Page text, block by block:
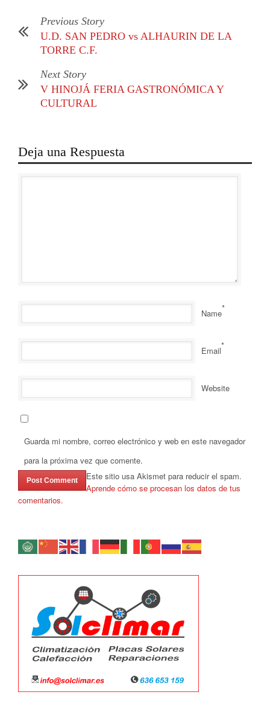
Previous Story
U.D. SAN PEDRO vs ALHAURIN DE LA
TORRE C.F.
Next Story
V HINOJÁ FERIA GASTRONÓMICA Y
CULTURAL
Deja una Respuesta
Name*
Email*
Website
Guarda mi nombre, correo electrónico y web en este navegador
para la próxima vez que comente.
Este sitio usa Akismet para reducir el spam.
Aprende cómo se procesan los datos de tus
comentarios.